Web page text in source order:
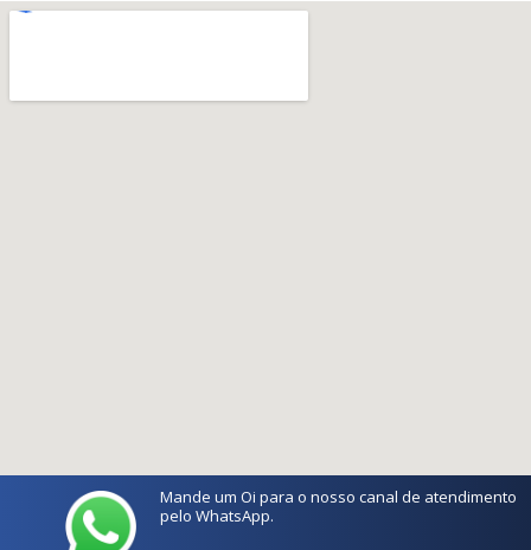
Mande um Oi para o nosso canal de atendimento
pelo WhatsApp.